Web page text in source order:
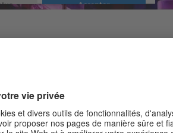
Accepter
complémentaires|RSS| Newsletter